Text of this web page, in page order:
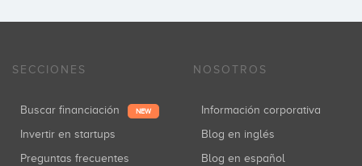
SECCIONES
Buscar financiación NEW
Invertir en startups
Preguntas frecuentes
NOSOTROS
Información corporativa
Blog en inglés
Blog en español